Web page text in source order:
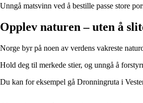
Unngå matsvinn ved å bestille passe store
Opplev naturen – uten å
Norge byr på noen av verdens vakreste
Hold deg til merkede stier, og unngå å
Du kan for eksempel gå Dronningruta i